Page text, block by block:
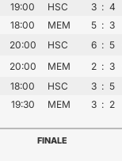
19:00 HSC 3 : 4
18:00 MEM 5 : 3
20:00 HSC 6 : 5
20:00 MEM 2 : 3
18:00 HSC 3 : 5
19:30 MEM 3 : 2
FINALE